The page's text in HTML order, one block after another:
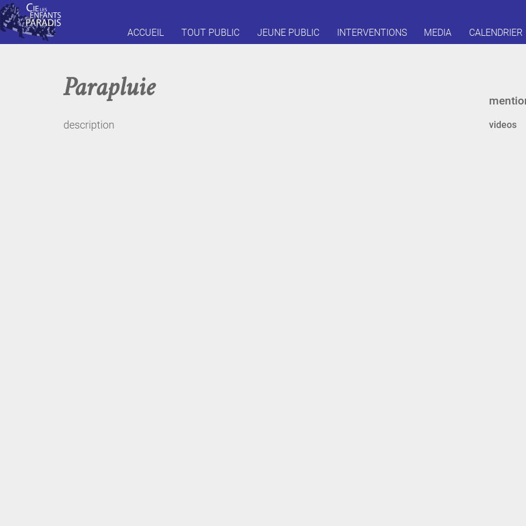
ACCUEIL TOUT PUBLIC JEUNE PUBLIC INTERVENTIONS MEDIA CALENDRIER
Parapluie
description videos